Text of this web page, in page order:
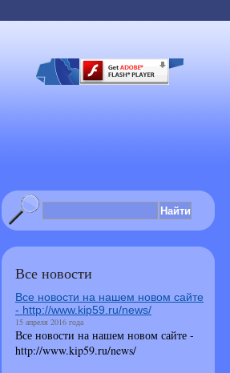
Все новости
Все новости на нашем новом сайте
- http://www.kip59.ru/news/
15 апреля 2016 года
Все новости на нашем новом сайте -
http://www.kip59.ru/news/